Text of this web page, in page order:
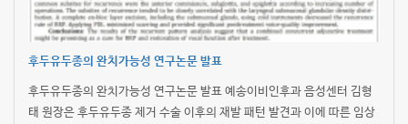
​후두유두종의 완치가능성 연구논문 발표
후두유두종의 완치가능성 연구논문 발표 예송이비인후과 음성센터 김형
태 원장은 후두유두종 제거 수술 이후의 재발 패턴 발견과 이에 따른 임상